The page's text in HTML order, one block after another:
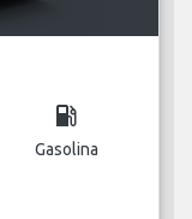
local_gas_station
Gasolina